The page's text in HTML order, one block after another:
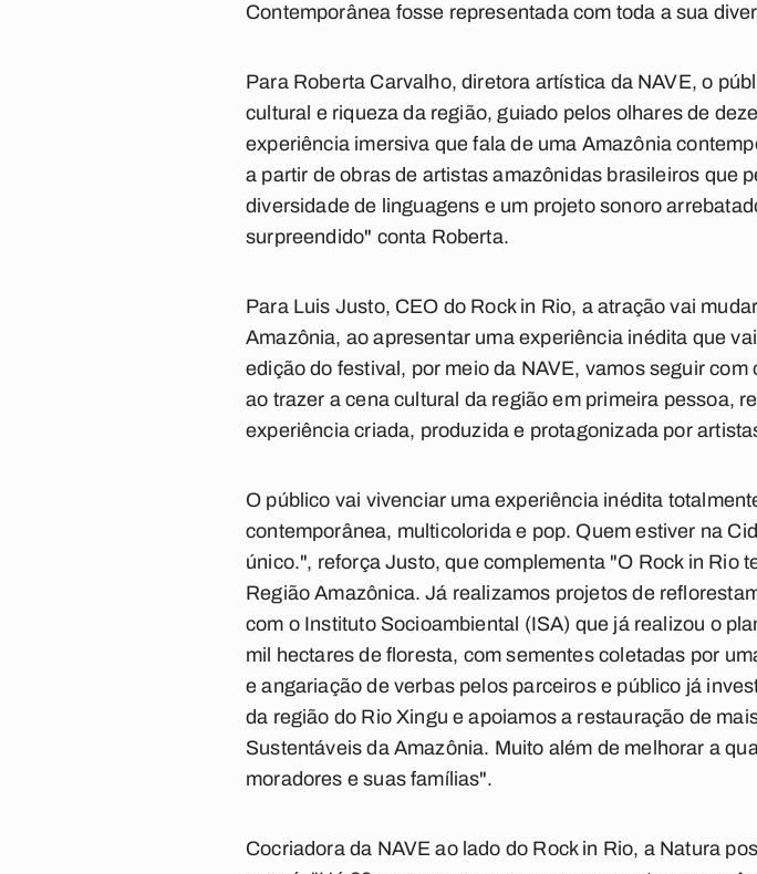
Contemporânea fosse representada com toda a sua
Para Roberta Carvalho, diretora artística da NAVE, o
cultural e riqueza da região, guiado pelos olhares de
experiência imersiva que fala de uma Amazônia
a partir de obras de artistas amazônidas brasileiros que
diversidade de linguagens e um projeto sonoro
surpreendido" conta Roberta.
Para Luis Justo, CEO do Rock in Rio, a atração vai
Amazônia, ao apresentar uma experiência inédita que
edição do festival, por meio da NAVE, vamos seguir
ao trazer a cena cultural da região em primeira pessoa,
experiência criada, produzida e protagonizada por
O público vai vivenciar uma experiência inédita
contemporânea, multicolorida e pop. Quem estiver na
único.", reforça Justo, que complementa "O Rock in Rio
Região Amazônica. Já realizamos projetos de
com o Instituto Socioambiental (ISA) que já realizou o
mil hectares de floresta, com sementes coletadas por
e angariação de verbas pelos parceiros e público já
da região do Rio Xingu e apoiamos a restauração de
Sustentáveis da Amazônia. Muito além de melhorar a
moradores e suas famílias".
Cocriadora da NAVE ao lado do Rock in Rio, a Natura